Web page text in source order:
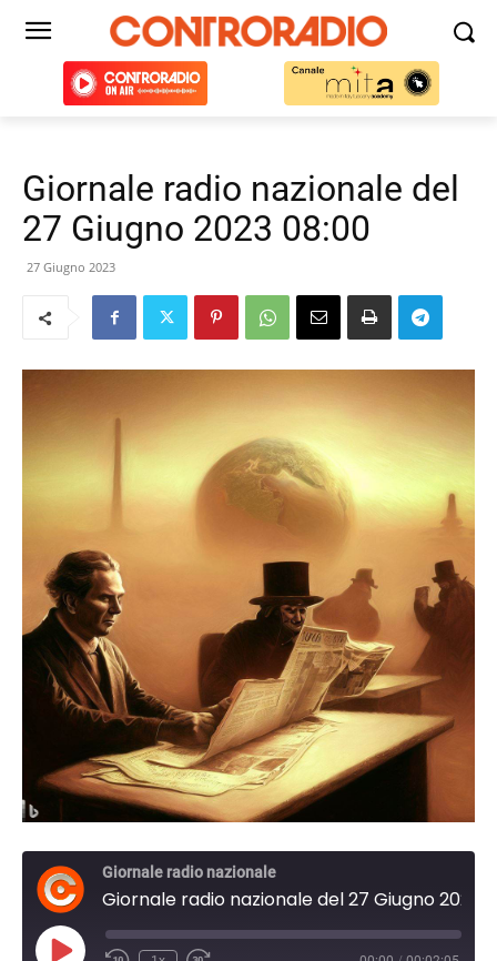
Giornale radio nazionale del
27 Giugno 2023 08:00
27 Giugno 2023
Giornale radio nazionale
Play